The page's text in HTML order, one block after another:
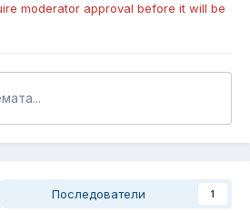
moderator approval before it will be
Последователи 1